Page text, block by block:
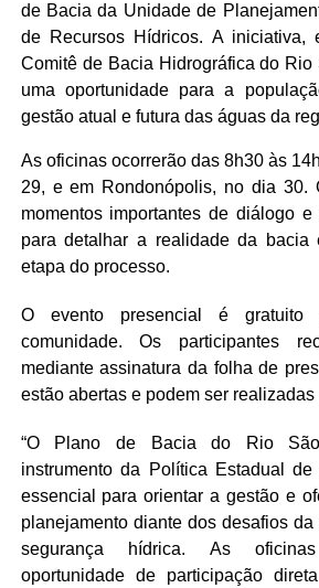
de Bacia da Unidade de
de Recursos Hídricos. A iniciativa,
Comitê de Bacia Hidrográfica do Rio
uma oportunidade para a
gestão atual e futura das águas da
As oficinas ocorrerão das 8h30 às
29, e em Rondonópolis, no dia 30.
momentos importantes de diálogo e
para detalhar a realidade da bacia
etapa do processo.
O evento presencial é
comunidade. Os participantes
mediante assinatura da folha de
estão abertas e podem ser realizadas
“O Plano de Bacia do Rio
instrumento da Política Estadual de
essencial para orientar a gestão e
planejamento diante dos desafios
segurança hídrica. As
oportunidade de participação